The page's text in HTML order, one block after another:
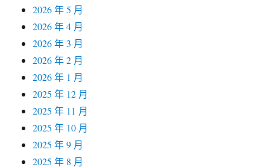
2026 年 5 月
2026 年 4 月
2026 年 3 月
2026 年 2 月
2026 年 1 月
2025 年 12 月
2025 年 11 月
2025 年 10 月
2025 年 9 月
2025 年 8 月